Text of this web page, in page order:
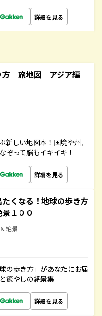
詳細を見る
方 旅地図 アジア編
新しい地図本！国境や州、
ぞって脳もイキイキ！
詳細を見る
くなる！地球の歩き方
１００
絶景
の歩き方」があなたにお届
癒やしの絶景集
詳細を見る